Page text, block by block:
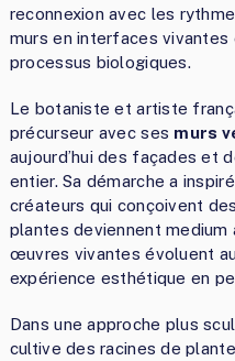
reconnexion avec les
murs en interfaces vivantes
processus biologiques.
Le botaniste et artiste
précurseur avec ses murs
aujourd’hui des façades et
entier. Sa démarche a
créateurs qui conçoivent
plantes deviennent
œuvres vivantes évoluent
expérience esthétique en
Dans une approche plus
cultive des racines de